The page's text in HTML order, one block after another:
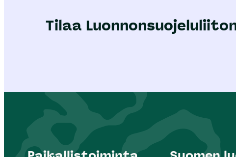
Tilaa